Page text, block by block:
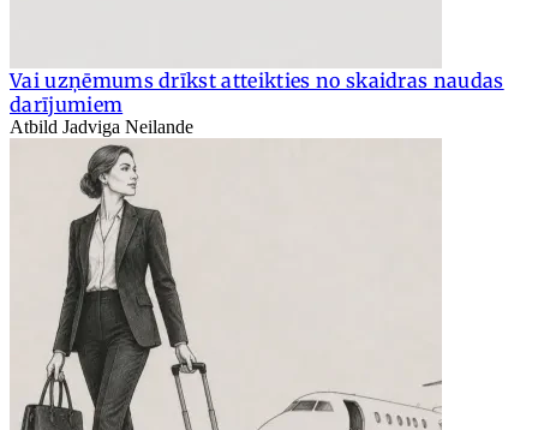
Vai uzņēmums drīkst atteikties no skaidras naudas
darījumiem
Atbild Jadviga Neilande